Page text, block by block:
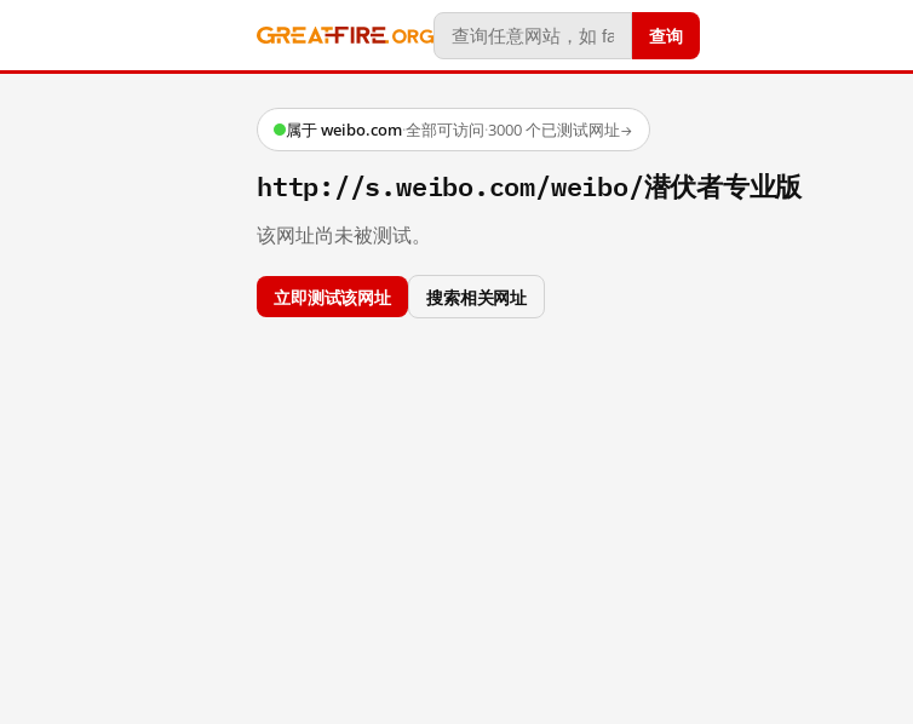
查询
属于 weibo.com·全部可访问·3000 个已测试网址→
http://s.weibo.com/weibo/潜伏者专业版
该网址尚未被测试。
立即测试该网址 搜索相关网址